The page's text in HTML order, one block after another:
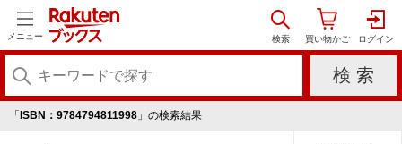
メニュー
「 ISBN：9784794811998 」の検索結果